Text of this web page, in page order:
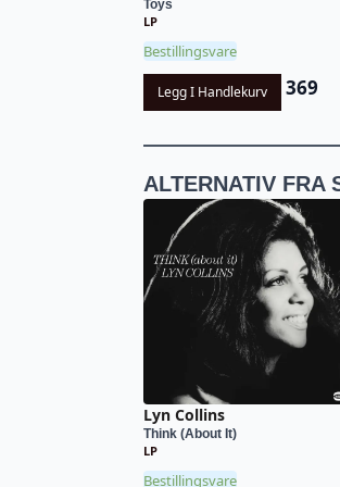
Toys
LP
Bestillingsvare
Legg I Handlekurv 369
ALTERNATIV FRA
Lyn Collins
Think (About It)
LP
Bestillingsvare